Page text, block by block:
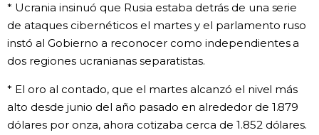
* Ucrania insinuó que Rusia estaba detrás de una serie
de ataques cibernéticos el martes y el parlamento ruso
instó al Gobierno a reconocer como independientes a
dos regiones ucranianas separatistas.
* El oro al contado, que el martes alcanzó el nivel más
alto desde junio del año pasado en alrededor de 1.879
dólares por onza, ahora cotizaba cerca de 1.852 dólares.